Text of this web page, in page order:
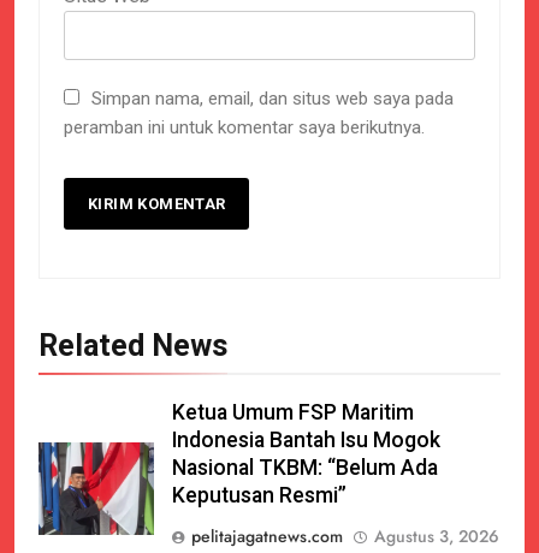
Simpan nama, email, dan situs web saya pada
peramban ini untuk komentar saya berikutnya.
Related News
Ketua Umum FSP Maritim
Indonesia Bantah Isu Mogok
Nasional TKBM: “Belum Ada
Keputusan Resmi”
pelitajagatnews.com
Agustus 3, 2026